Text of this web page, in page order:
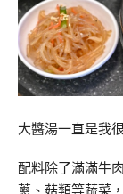
大醬湯一直是我
配料除了滿滿牛
蔥、菇類等蔬菜